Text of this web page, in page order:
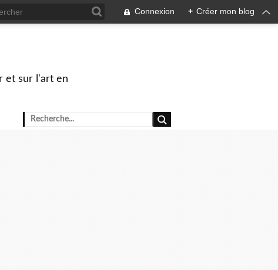
Connexion + Créer mon blog
et sur l'art en